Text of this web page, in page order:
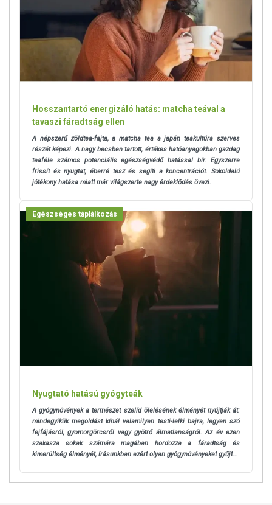
Hosszantartó energizáló hatás: matcha teával a
tavaszi fáradtság ellen
A népszerű zöldtea-fajta, a matcha tea a japán teakultúra szerves
részét képezi. A nagy becsben tartott, értékes hatóanyagokban gazdag
teaféle számos potenciális egészségvédő hatással bír. Egyszerre
frissít és nyugtat, éberré tesz és segíti a koncentrációt. Sokoldalú
jótékony hatása miatt már világszerte nagy érdeklődés övezi.
Egészséges táplálkozás
Nyugtató hatású gyógyteák
A gyógynövények a természet szelíd ölelésének élményét nyújtják át:
mindegyikük megoldást kínál valamilyen testi-lelki bajra, legyen szó
fejfájásról, gyomorgörcsről vagy gyötrő álmatlanságról. Az év ezen
szakasza sokak számára magában hordozza a fáradtság és
kimerültség élményét, írásunkban ezért olyan gyógynövényeket gyűjt...